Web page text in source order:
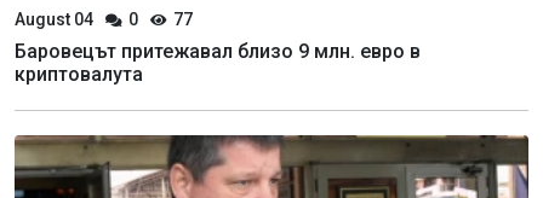
August 04 0 77
Баровецът притежавал близо 9 млн. евро в
криптовалута